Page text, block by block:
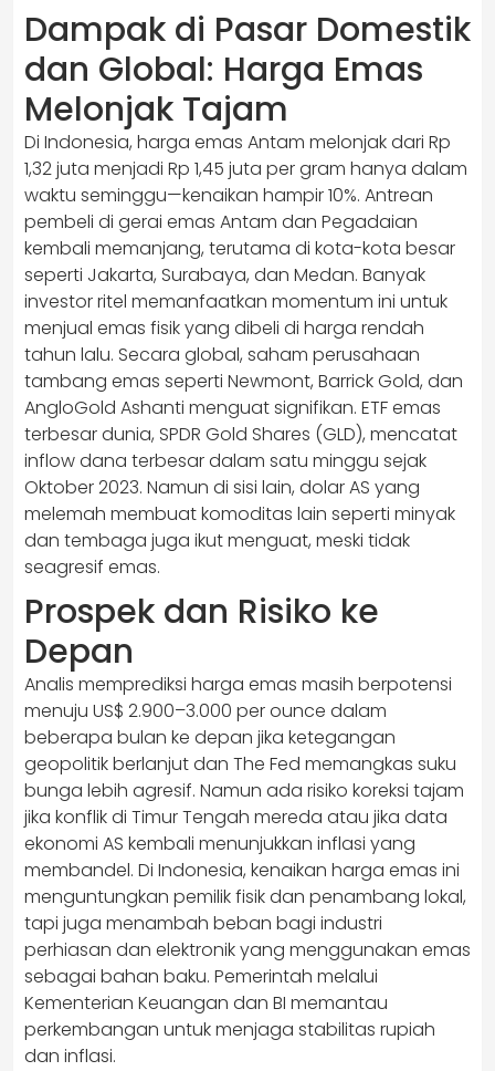
Dampak di Pasar Domestik
dan Global: Harga Emas
Melonjak Tajam
Di Indonesia, harga emas Antam melonjak dari Rp
1,32 juta menjadi Rp 1,45 juta per gram hanya dalam
waktu seminggu—kenaikan hampir 10%. Antrean
pembeli di gerai emas Antam dan Pegadaian
kembali memanjang, terutama di kota-kota besar
seperti Jakarta, Surabaya, dan Medan. Banyak
investor ritel memanfaatkan momentum ini untuk
menjual emas fisik yang dibeli di harga rendah
tahun lalu. Secara global, saham perusahaan
tambang emas seperti Newmont, Barrick Gold, dan
AngloGold Ashanti menguat signifikan. ETF emas
terbesar dunia, SPDR Gold Shares (GLD), mencatat
inflow dana terbesar dalam satu minggu sejak
Oktober 2023. Namun di sisi lain, dolar AS yang
melemah membuat komoditas lain seperti minyak
dan tembaga juga ikut menguat, meski tidak
seagresif emas.
Prospek dan Risiko ke
Depan
Analis memprediksi harga emas masih berpotensi
menuju US$ 2.900–3.000 per ounce dalam
beberapa bulan ke depan jika ketegangan
geopolitik berlanjut dan The Fed memangkas suku
bunga lebih agresif. Namun ada risiko koreksi tajam
jika konflik di Timur Tengah mereda atau jika data
ekonomi AS kembali menunjukkan inflasi yang
membandel. Di Indonesia, kenaikan harga emas ini
menguntungkan pemilik fisik dan penambang lokal,
tapi juga menambah beban bagi industri
perhiasan dan elektronik yang menggunakan emas
sebagai bahan baku. Pemerintah melalui
Kementerian Keuangan dan BI memantau
perkembangan untuk menjaga stabilitas rupiah
dan inflasi.